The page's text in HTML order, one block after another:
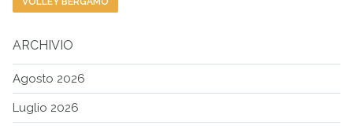
ARCHIVIO
Agosto 2026
Luglio 2026